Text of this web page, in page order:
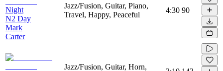
Night
N2 Day
Mark
Carter
Jazz/Fusion, Guitar, Piano,
Travel, Happy, Peaceful
4:30 90
Jazz/Fusion, Guitar, Horn,